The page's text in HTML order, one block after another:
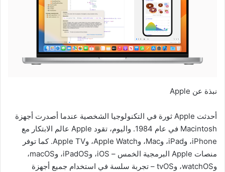
نبذة عن Apple
أحدثت Apple ثورة في التكنولوجيا الشخصية عندما أصدرت أجهزة
Macintosh في عام 1984. واليوم، تقود Apple عالم الابتكار مع
iPhone، وiPad، وMac، وApple Watch، وApple TV. كما توفر
منصات Apple البرمجية الخمس – iOS، وiPadOS، وmacOS،
وwatchOS، وtvOS – تجربة سلسة في استخدام جميع أجهزة